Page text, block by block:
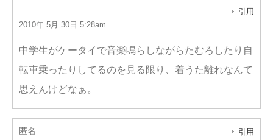
2010年 5月 30日 5:28am
引用
中学生がケータイで音楽鳴らしながらたむろしたり自
転車乗ったりしてるのを見る限り、着うた離れなんて
思えんけどなぁ。
匿名 引用